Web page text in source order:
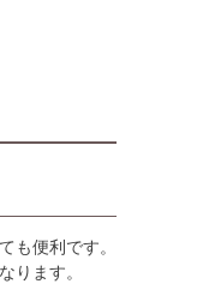
も便利です。
ります。